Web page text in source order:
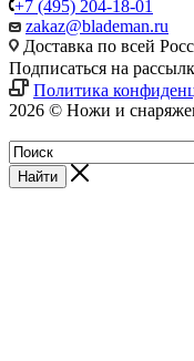
+7 (495) 204-18-01
zakaz@blademan.ru
Доставка по всей
Подписаться на
Политика
2026 © Ножи и
Найти